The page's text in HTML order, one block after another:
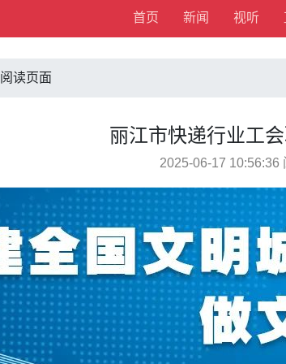
首页 新闻 视听
阅读页面
丽江市快递行业工
2025-06-17 10:56:36